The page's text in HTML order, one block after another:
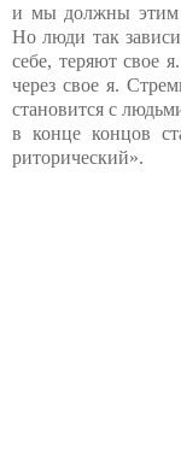
и мы должны этим
Но люди так
себе, теряют свое
через свое я.
становится с
в конце концов
риторический».